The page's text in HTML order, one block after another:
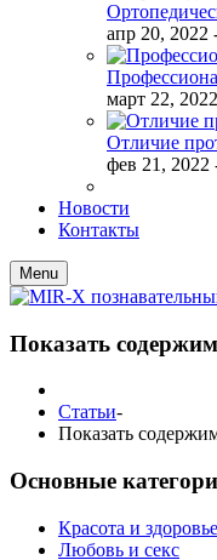
апр 20, 2022
март 22, 2022
Отличие
фев 21, 2022
Новости
Контакты
Menu
Показать
Статьи-
Показать
Основные
Красота и здоровье
Любовь и секс